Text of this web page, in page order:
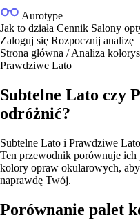
Aurotype
Jak to działa Cennik Salony
Zaloguj się Rozpocznij analizę
Strona główna / Analiza
Prawdziwe Lato
Subtelne Lato czy
odróżnić?
Subtelne Lato i Prawdziwe
Ten przewodnik porównuje ich
kolory opraw okularowych,
naprawdę Twój.
Porównanie palet